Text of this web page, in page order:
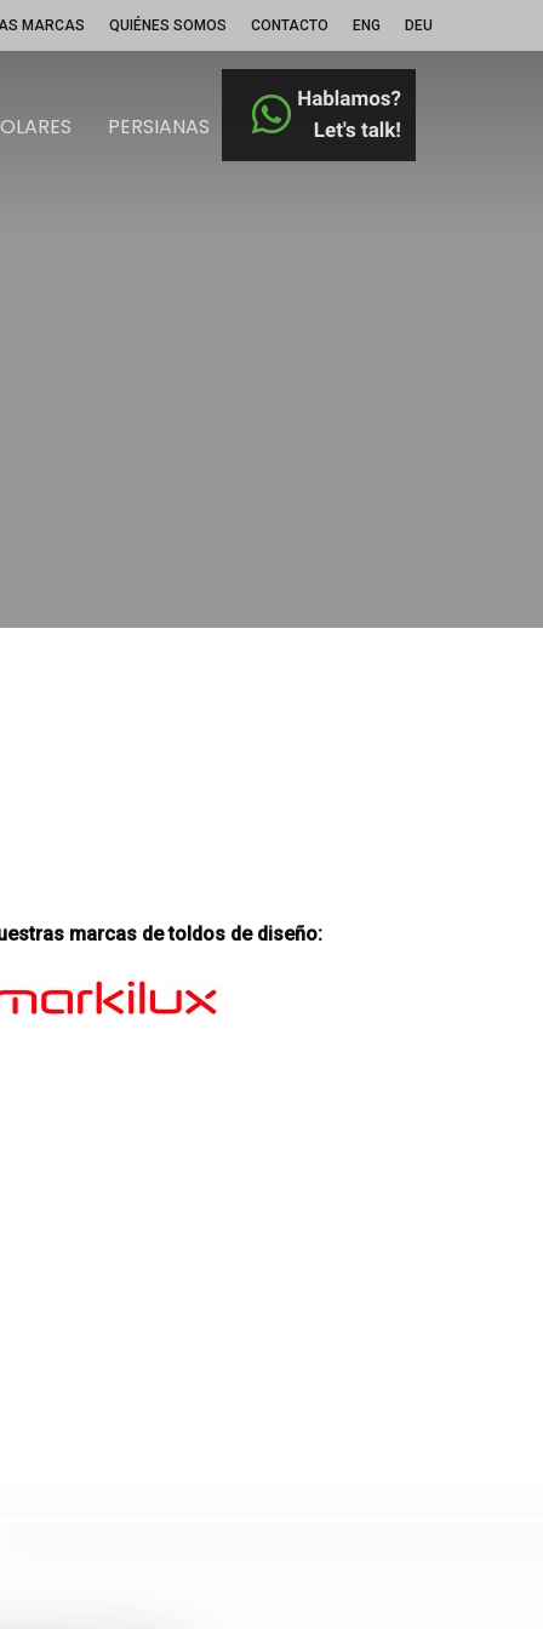
MARCAS QUIÉNES SOMOS CONTACTO ENG DEU
PERSIANAS
marcas de toldos de diseño: